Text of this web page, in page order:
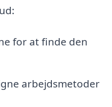
for at finde den
arbejdsmetoder